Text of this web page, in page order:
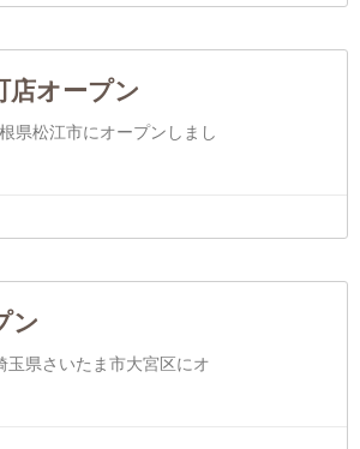
店オープン
県松江市にオープンしまし
ン
玉県さいたま市大宮区にオ